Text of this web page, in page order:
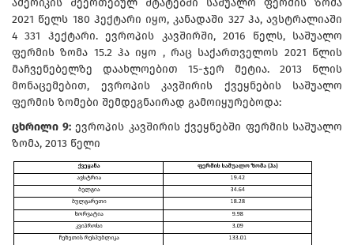
ამერიკის შეერთებულ შტატებში საშუალო ფერმის ზომა
2021 წელს 180 ჰექტარი იყო, კანადაში 327 ჰა, ავსტრალიაში
4 331 ჰექტარი. ევროპის კავშირში, 2016 წელს, საშუალო
ფერმის ზომა 15.2 ჰა იყო , რაც საქართველოს 2021 წლის
მაჩვენებელზე დაახლოებით 15-ჯერ მეტია. 2013 წლის
მონაცემებით, ევროპის კავშირის ქვეყნების საშუალო
ფერმის ზომები შემდეგნაირად გამოიყურებოდა:
ცხრილი 9:ევროპის კავშირის ქვეყნებში ფერმის საშუალო
ზომა, 2013 წელი